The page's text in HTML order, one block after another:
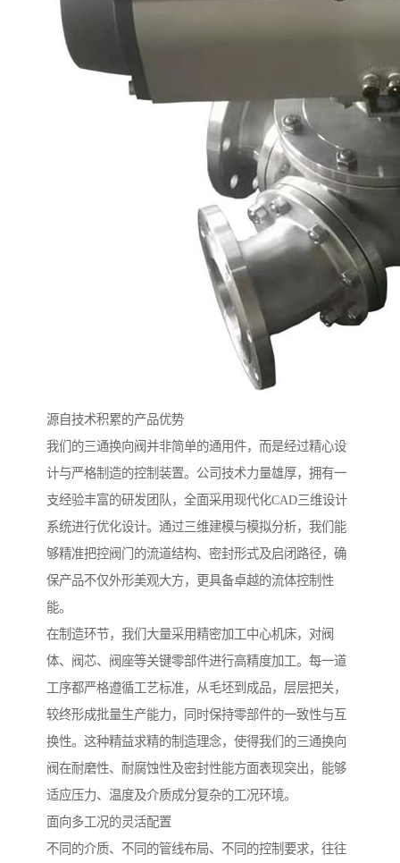
源自技术积累的产品优势
我们的三通换向阀并非简单的通用件，而是经过精心设
计与严格制造的控制装置。公司技术力量雄厚，拥有一
支经验丰富的研发团队，全面采用现代化CAD三维设计
系统进行优化设计。通过三维建模与模拟分析，我们能
够精准把控阀门的流道结构、密封形式及启闭路径，确
保产品不仅外形美观大方，更具备卓越的流体控制性
能。
在制造环节，我们大量采用精密加工中心机床，对阀
体、阀芯、阀座等关键零部件进行高精度加工。每一道
工序都严格遵循工艺标准，从毛坯到成品，层层把关，
较终形成批量生产能力，同时保持零部件的一致性与互
换性。这种精益求精的制造理念，使得我们的三通换向
阀在耐磨性、耐腐蚀性及密封性能方面表现突出，能够
适应压力、温度及介质成分复杂的工况环境。
面向多工况的灵活配置
不同的介质、不同的管线布局、不同的控制要求，往往